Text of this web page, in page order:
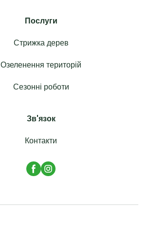
Послуги
Стрижка дерев
Озеленення територій
Сезонні роботи
Зв'язок
Контакти